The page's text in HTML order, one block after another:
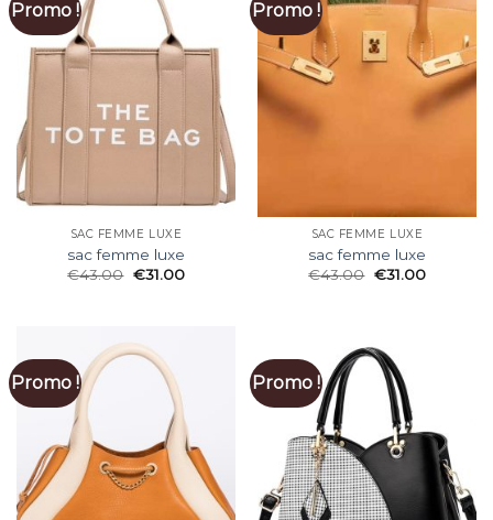
Promo !
SAC FEMME LUXE
sac femme luxe
€43.00 €31.00
Promo !
SAC FEMME LUXE
sac femme luxe
€43.00 €31.00
Promo ! Promo !